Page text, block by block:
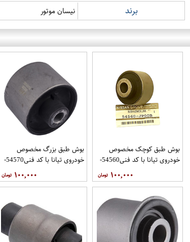
برند نیسان موتور
بوش طبق کوچک مخصوص
خودروی تیانا با کد فنی54560-
مگاموتور
۱۰۰,۰۰۰
بوش طبق بزرگ مخصوص
خودروی تیانا با کد فنی54570-
مگاموتور
۱۰۰,۰۰۰